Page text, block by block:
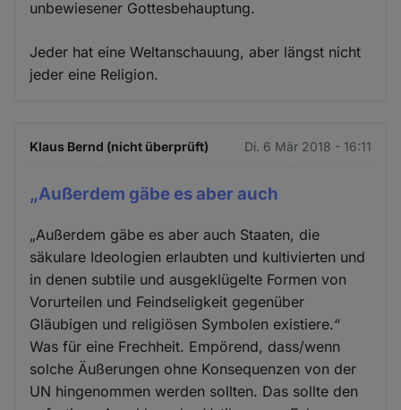
unbewiesener Gottesbehauptung.
Jeder hat eine Weltanschauung, aber längst nicht
jeder eine Religion.
Klaus Bernd (nicht überprüft) Di. 6 Mär 2018 - 16:11
„Außerdem gäbe es aber auch
„Außerdem gäbe es aber auch Staaten, die
säkulare Ideologien erlaubten und kultivierten und
in denen subtile und ausgeklügelte Formen von
Vorurteilen und Feindseligkeit gegenüber
Gläubigen und religiösen Symbolen existiere.“
Was für eine Frechheit. Empörend, dass/wenn
solche Äußerungen ohne Konsequenzen von der
UN hingenommen werden sollten. Das sollte den